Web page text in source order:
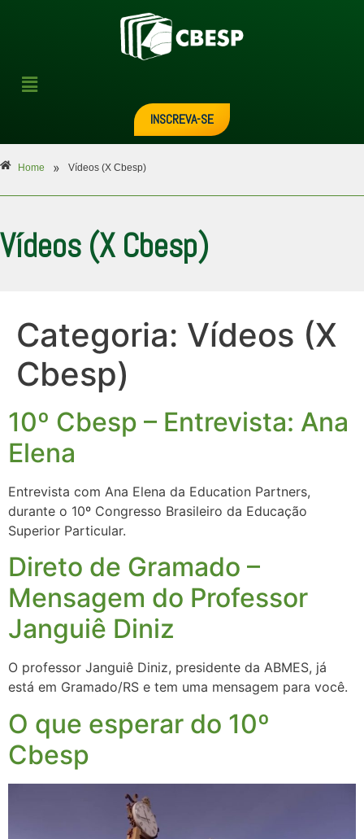
INSCREVA-SE
Home » Vídeos (X Cbesp)
Vídeos (X Cbesp)
Categoria: Vídeos (X
Cbesp)
10º Cbesp – Entrevista: Ana
Elena
Entrevista com Ana Elena da Education Partners,
durante o 10º Congresso Brasileiro da Educação
Superior Particular.
Direto de Gramado –
Mensagem do Professor
Janguiê Diniz
O professor Janguiê Diniz, presidente da ABMES, já
está em Gramado/RS e tem uma mensagem para você.
O que esperar do 10º
Cbesp